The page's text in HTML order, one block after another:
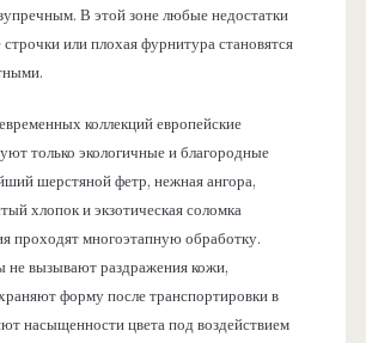
В этой зоне любые недостатки
или плохая фурнитура становятся
коллекций европейские
только экологичные и благородные
шерстяной фетр, нежная ангора,
хлопок и экзотическая соломка
проходят многоэтапную обработку.
не вызывают раздражения кожи,
форму после транспортировки в
насыщенности цвета под воздействием